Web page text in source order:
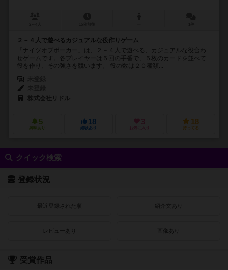
２－４人で遊べるカジュアルな役作りゲーム
「ナイツオブポーカー」は、２－４人で遊べる、カジュアルな役合わ
せゲームです。各プレイヤーは５回の手番で、５枚のカードを並べて
役を作り、その強さを競います。 役の数は２０種類...
株式会社リドル
5
興味あり
18
経験あり
3
お気に入り
18
持ってる
クイック検索
登録状況
最近登録された順 紹介文あり
レビューあり 画像あり
受賞作品